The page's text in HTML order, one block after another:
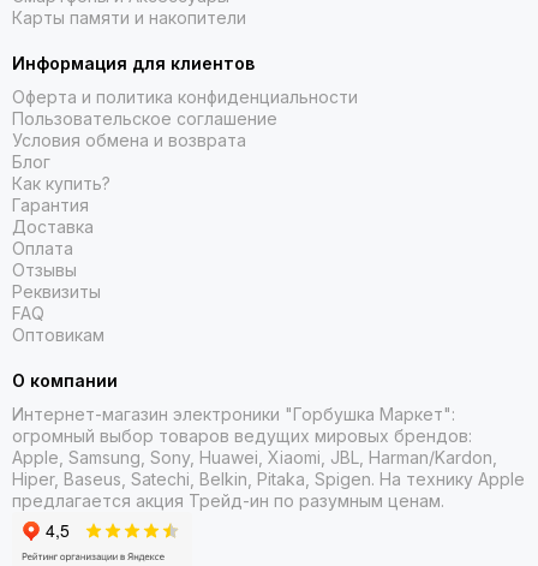
Карты памяти и накопители
Информация для клиентов
Оферта и политика конфиденциальности
Пользовательское соглашение
Условия обмена и возврата
Блог
Как купить?
Гарантия
Доставка
Оплата
Отзывы
Реквизиты
FAQ
Оптовикам
О компании
Интернет-магазин электроники "Горбушка Маркет":
огромный выбор товаров ведущих мировых брендов:
Apple, Samsung, Sony, Huawei, Xiaomi, JBL, Harman/Kardon,
Hiper, Baseus, Satechi, Belkin, Pitaka, Spigen. На технику Apple
предлагается акция Трейд-ин по разумным ценам.